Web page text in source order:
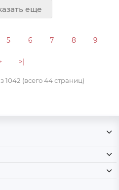
еще
5 6 7 8 9
>|
1042 (всего 44 страниц)